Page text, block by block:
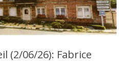
(2/06/26): Fabrice